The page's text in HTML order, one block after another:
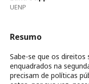
UENP
Resumo
Sabe-se que os
enquadrados na
precisam de políticas